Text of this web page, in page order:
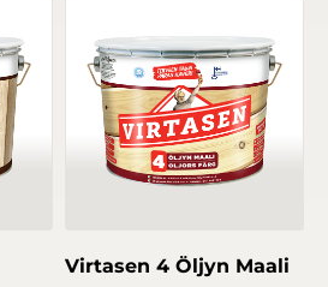
Virtasen 4 Öljyn Maali